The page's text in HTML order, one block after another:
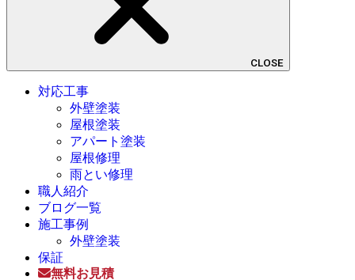
CLOSE
対応工事
外壁塗装
屋根塗装
アパート塗装
屋根修理
雨とい修理
職人紹介
ブログ一覧
施工事例
外壁塗装
保証
無料お見積